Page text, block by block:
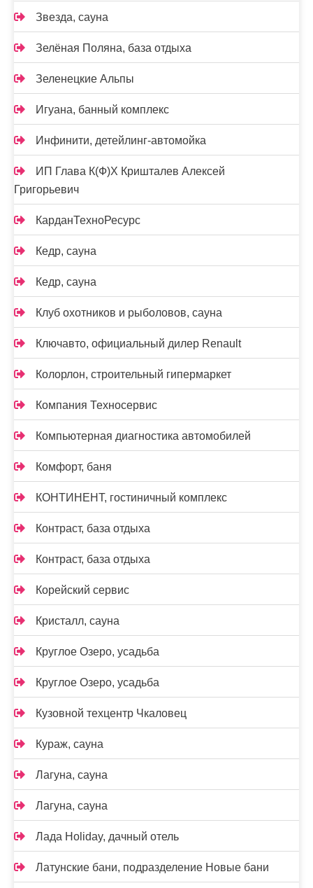
Звезда, сауна
Зелёная Поляна, база отдыха
Зеленецкие Альпы
Игуана, банный комплекс
Инфинити, детейлинг-автомойка
ИП Глава К(Ф)Х Кришталев Алексей
Григорьевич
КарданТехноРесурс
Кедр, сауна
Кедр, сауна
Клуб охотников и рыболовов, сауна
Ключавто, официальный дилер Renault
Колорлон, строительный гипермаркет
Компания Техносервис
Компьютерная диагностика автомобилей
Комфорт, баня
КОНТИНЕНТ, гостиничный комплекс
Контраст, база отдыха
Контраст, база отдыха
Корейский сервис
Кристалл, сауна
Круглое Озеро, усадьба
Круглое Озеро, усадьба
Кузовной техцентр Чкаловец
Кураж, сауна
Лагуна, сауна
Лагуна, сауна
Лада Holidаy, дачный отель
Латунские бани, подразделение Новые бани